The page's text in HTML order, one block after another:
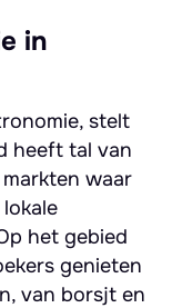
in
stelt
heeft tal van
waar
het gebied
genieten
van borsjt en